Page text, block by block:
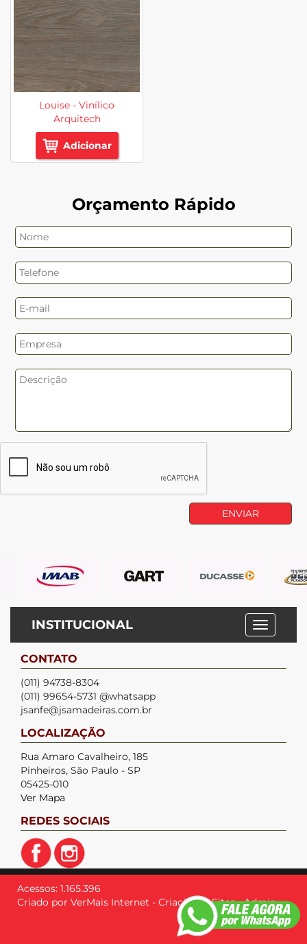
Louise - Vinílico
Arquitech
Adicionar
Orçamento Rápido
INSTITUCIONAL
CONTATO
(011) 94738-8304
(011) 99654-5731 @whatsapp
jsanfe@jsamadeiras.com.br
LOCALIZAÇÃO
Rua Amaro Cavalheiro, 185
Pinheiros, São Paulo - SP
05425-010
Ver Mapa
REDES SOCIAIS
Acessos: 1.165.396
Criado por VerMais Internet - Criação de Sites-Admin